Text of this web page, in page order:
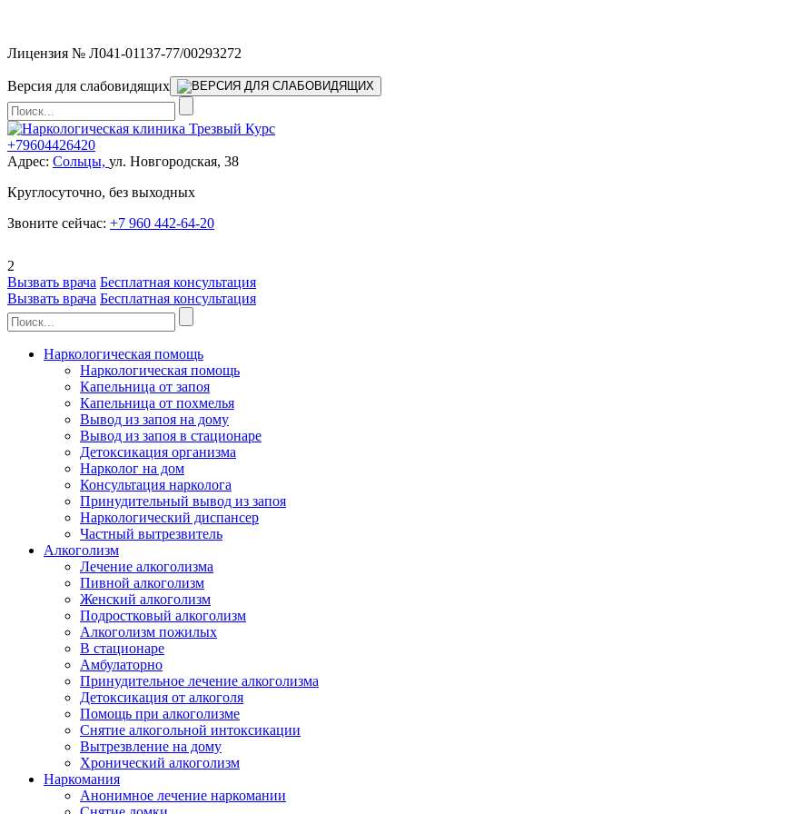
Лицензия № Л041-01137-77/00293272
Версия для слабовидящих
+79604426420
Адрес: Сольцы, ул. Новгородская, 38
Круглосуточно, без выходных
Звоните сейчас: +7 960 442-64-20
2
Вызвать врача Бесплатная консультация
Вызвать врача Бесплатная консультация
Наркологическая помощь
Наркологическая помощь
Капельница от запоя
Капельница от похмелья
Вывод из запоя на дому
Вывод из запоя в стационаре
Детоксикация организма
Нарколог на дом
Консультация нарколога
Принудительный вывод из запоя
Наркологический диспансер
Частный вытрезвитель
Алкоголизм
Лечение алкоголизма
Пивной алкоголизм
Женский алкоголизм
Подростковый алкоголизм
Алкоголизм пожилых
В стационаре
Амбулаторно
Принудительное лечение алкоголизма
Детоксикация от алкоголя
Помощь при алкоголизме
Снятие алкогольной интоксикации
Вытрезвление на дому
Хронический алкоголизм
Наркомания
Анонимное лечение наркомании